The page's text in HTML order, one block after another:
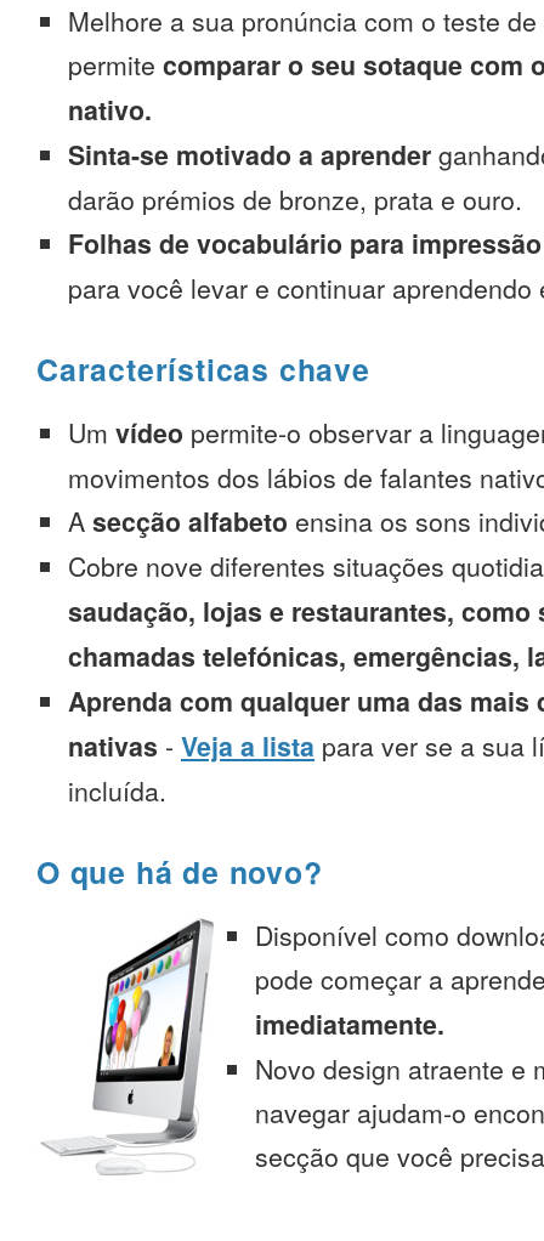
Melhore a sua pronúncia com o teste
permite comparar o seu sotaque com
nativo.
Sinta-se motivado a aprender
darão prémios de bronze, prata e ouro.
Folhas de vocabulário para impressão
para você levar e continuar aprendendo
Características chave
Um vídeo permite-o observar a
movimentos dos lábios de falantes
A secção alfabeto ensina os sons
Cobre nove diferentes situações
saudação, lojas e restaurantes, como
chamadas telefónicas, emergências,
Aprenda com qualquer uma das mais
nativas - Veja a lista para ver se a sua
incluída.
O que há de novo?
Disponível como
pode começar a
imediatamente.
Novo design atraente e
navegar ajudam-o
secção que você